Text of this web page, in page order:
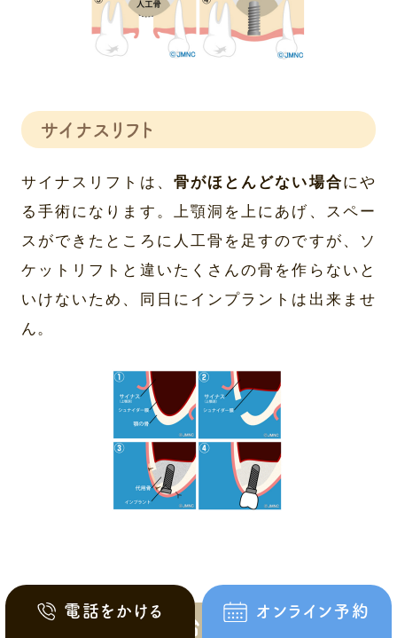
サイナスリフト
サイナスリフトは、 骨がほとんどない場合にや
る手術になります。上顎洞を上にあげ、スペー
スができたところに人工骨を足すのですが、ソ
ケットリフトと違いたくさんの骨を作らないと
いけないため、同日にインプラントは出来ませ
ん。
インプラント治療費について
電話をかける オンライン予約